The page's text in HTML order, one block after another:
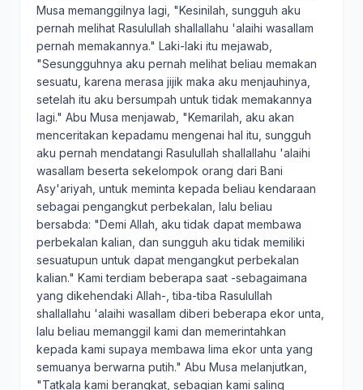
Musa memanggilnya lagi, "Kesinilah, sungguh aku
pernah melihat Rasulullah shallallahu 'alaihi wasallam
pernah memakannya." Laki-laki itu mejawab,
"Sesungguhnya aku pernah melihat beliau memakan
sesuatu, karena merasa jijik maka aku menjauhinya,
setelah itu aku bersumpah untuk tidak memakannya
lagi." Abu Musa menjawab, "Kemarilah, aku akan
menceritakan kepadamu mengenai hal itu, sungguh
aku pernah mendatangi Rasulullah shallallahu 'alaihi
wasallam beserta sekelompok orang dari Bani
Asy'ariyah, untuk meminta kepada beliau kendaraan
sebagai pengangkut perbekalan, lalu beliau
bersabda: "Demi Allah, aku tidak dapat membawa
perbekalan kalian, dan sungguh aku tidak memiliki
sesuatupun untuk dapat mengangkut perbekalan
kalian." Kami terdiam beberapa saat -sebagaimana
yang dikehendaki Allah-, tiba-tiba Rasulullah
shallallahu 'alaihi wasallam diberi beberapa ekor unta,
lalu beliau memanggil kami dan memerintahkan
kepada kami supaya membawa lima ekor unta yang
semuanya berwarna putih." Abu Musa melanjutkan,
"Tatkala kami berangkat, sebagian kami saling